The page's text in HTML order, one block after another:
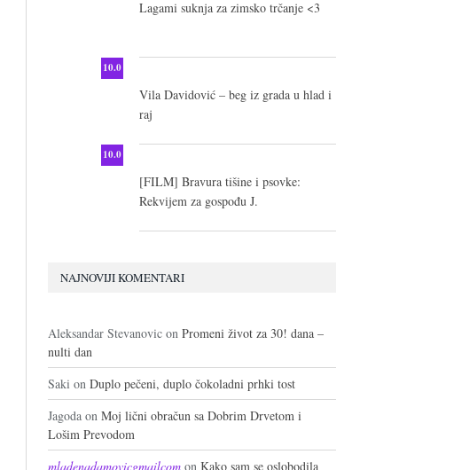
Lagami suknja za zimsko trčanje <3
10.0
Vila Davidović – beg iz grada u hlad i
raj
10.0
[FILM] Bravura tišine i psovke:
Rekvijem za gospođu J.
NAJNOVIJI KOMENTARI
Aleksandar Stevanovic on Promeni život za 30! dana –
nulti dan
Saki on Duplo pečeni, duplo čokoladni prhki tost
Jagoda on Moj lični obračun sa Dobrim Drvetom i
Lošim Prevodom
mladenadamovicgmailcom on Kako sam se oslobodila